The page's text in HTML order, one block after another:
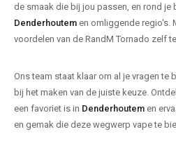
de smaak die bij jou passen, en rond je
Denderhoutem en omliggende regio's.
voordelen van de RandM Tornado zelf
Ons team staat klaar om al je vragen te
bij het maken van de juiste keuze.
een favoriet is in Denderhoutem en
en gemak die deze wegwerp vape te